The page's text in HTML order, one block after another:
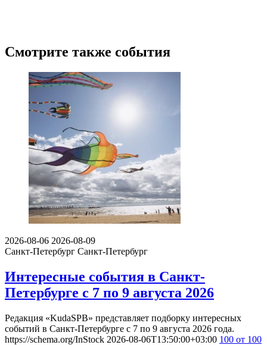
Смотрите также события
2026-08-06 2026-08-09
Санкт-Петербург Санкт-Петербург
Интересные события в Санкт-
Петербурге с 7 по 9 августа 2026
Редакция «KudaSPB» представляет подборку интересных
событий в Санкт-Петербурге с 7 по 9 августа 2026 года.
https://schema.org/InStock 2026-08-06T13:50:00+03:00 100 от 100